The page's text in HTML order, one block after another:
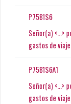
P7581S6
Señor(a) <...>
gastos de viaje
P7581S6A1
Señor(a) <...>
gastos de viaje